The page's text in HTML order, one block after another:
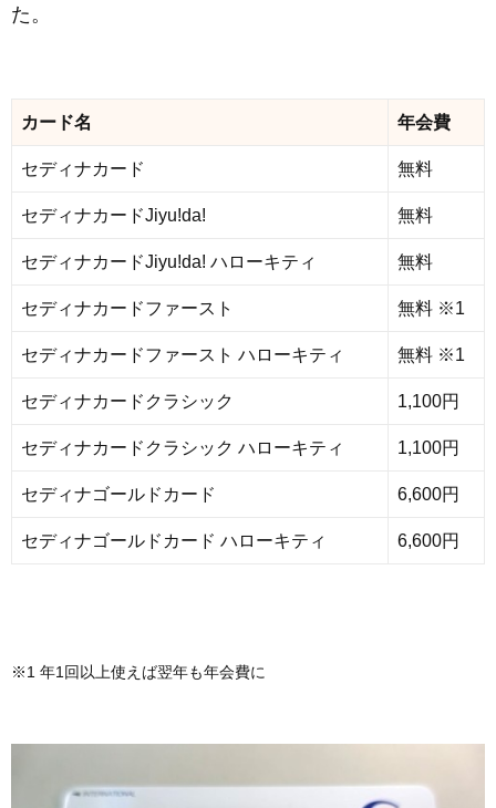
た。
カード名 年会費
セディナカード 無料
セディナカードJiyu!da! 無料
セディナカードJiyu!da! ハローキティ 無料
セディナカードファースト 無料 ※1
セディナカードファースト ハローキティ 無料 ※1
セディナカードクラシック 1,100円
セディナカードクラシック ハローキティ 1,100円
セディナゴールドカード 6,600円
セディナゴールドカード ハローキティ 6,600円
※1 年1回以上使えば翌年も年会費に